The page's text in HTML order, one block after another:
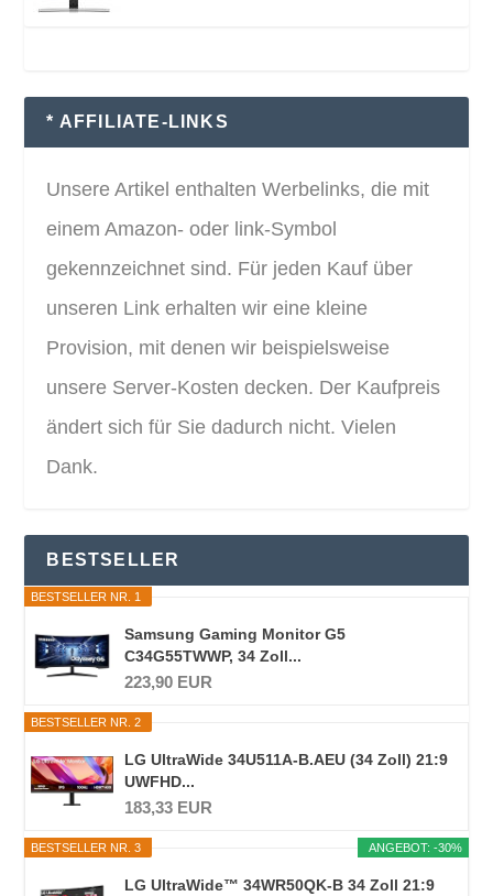
* AFFILIATE-LINKS
Unsere Artikel enthalten Werbelinks, die mit
einem Amazon- oder link-Symbol
gekennzeichnet sind. Für jeden Kauf über
unseren Link erhalten wir eine kleine
Provision, mit denen wir beispielsweise
unsere Server-Kosten decken. Der Kaufpreis
ändert sich für Sie dadurch nicht. Vielen
Dank.
BESTSELLER
BESTSELLER NR. 1
Samsung Gaming Monitor G5
C34G55TWWP, 34 Zoll...
223,90 EUR
BESTSELLER NR. 2
LG UltraWide 34U511A-B.AEU (34 Zoll) 21:9
UWFHD...
183,33 EUR
ANGEBOT: -30%
BESTSELLER NR. 3
LG UltraWide™ 34WR50QK-B 34 Zoll 21:9